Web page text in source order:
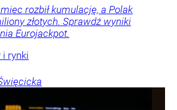
rozbił kumulację, a Polak
złotych. Sprawdź wyniki
Eurojackpot.
i rynki